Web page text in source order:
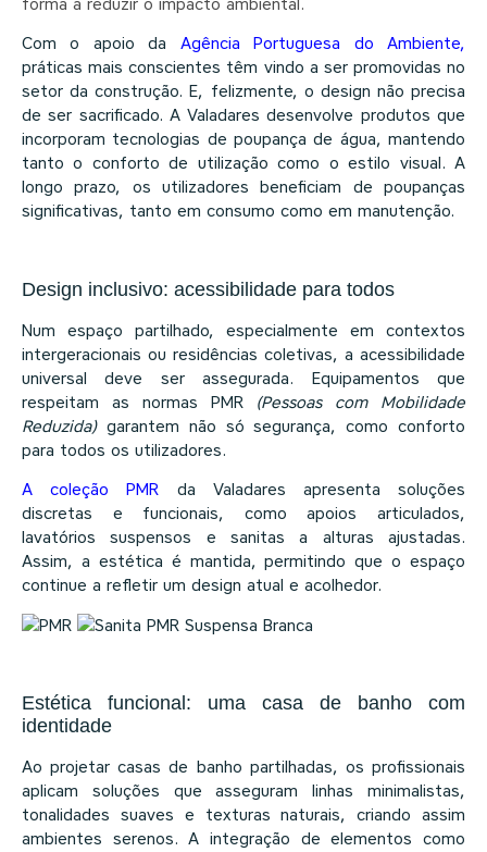
Com o apoio da Agência Portuguesa do Ambiente,
práticas mais conscientes têm vindo a ser promovidas no
setor da construção. E, felizmente, o design não precisa
de ser sacrificado. A Valadares desenvolve produtos que
incorporam tecnologias de poupança de água, mantendo
tanto o conforto de utilização como o estilo visual. A
longo prazo, os utilizadores beneficiam de poupanças
significativas, tanto em consumo como em manutenção.
Design inclusivo: acessibilidade para todos
Num espaço partilhado, especialmente em contextos
intergeracionais ou residências coletivas, a acessibilidade
universal deve ser assegurada. Equipamentos que
respeitam as normas PMR (Pessoas com Mobilidade
Reduzida)garantem não só segurança, como conforto
para todos os utilizadores.
A coleção PMR
da Valadares apresenta soluções
discretas e funcionais, como apoios articulados,
lavatórios suspensos e sanitas a alturas ajustadas.
Assim, a estética é mantida, permitindo que o espaço
continue a refletir um design atual e acolhedor.
Estética funcional: uma casa de banho com
identidade
Ao projetar casas de banho partilhadas, os profissionais
aplicam soluções que asseguram linhas minimalistas,
tonalidades suaves e texturas naturais, criando assim
ambientes serenos.A integração de elementos como